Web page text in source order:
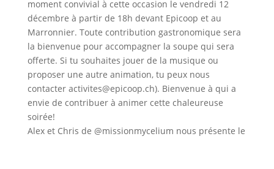
Alex et Chris de @missionmycelium nous présente le